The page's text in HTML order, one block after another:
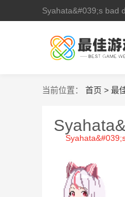
Syahata&#039;s bad
当前位置： 首页 > 最